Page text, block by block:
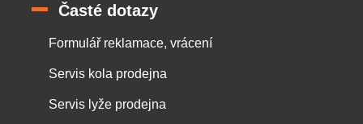
Časté dotazy
Formulář reklamace, vrácení
Servis kola prodejna
Servis lyže prodejna